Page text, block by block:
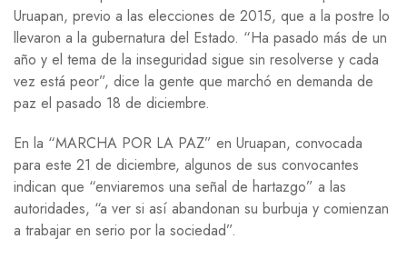
Uruapan, previo a las elecciones de 2015, que a la postre lo
llevaron a la gubernatura del Estado. “Ha pasado más de un
año y el tema de la inseguridad sigue sin resolverse y cada
vez está peor”, dice la gente que marchó en demanda de
paz el pasado 18 de diciembre.
En la “MARCHA POR LA PAZ” en Uruapan, convocada
para este 21 de diciembre, algunos de sus convocantes
indican que “enviaremos una señal de hartazgo” a las
autoridades, “a ver si así abandonan su burbuja y comienzan
a trabajar en serio por la sociedad”.